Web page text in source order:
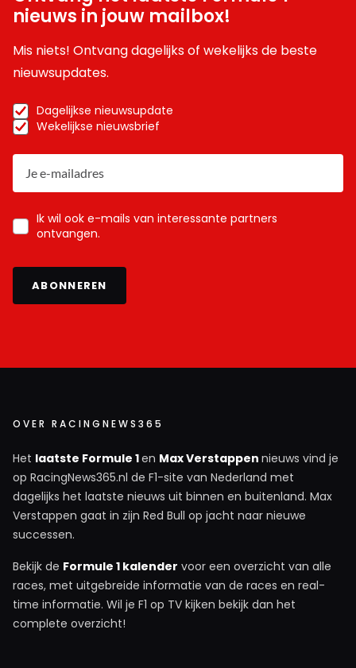
nieuws in jouw mailbox!
Mis niets! Ontvang dagelijks of wekelijks de beste
nieuwsupdates.
Dagelijkse nieuwsupdate
Wekelijkse nieuwsbrief
Ik wil ook e-mails van interessante partners
ontvangen.
ABONNEREN
OVER RACINGNEWS365
Het laatste Formule 1en Max Verstappen nieuws vind je
op RacingNews365.nl de F1-site van Nederland met
dagelijks het laatste nieuws uit binnen en buitenland. Max
Verstappen gaat in zijn Red Bull op jacht naar nieuwe
successen.
Bekijk de Formule 1 kalender voor een overzicht van alle
races, met uitgebreide informatie van de races en real-
time informatie. Wil je F1 op TV kijken bekijk dan het
complete overzicht!